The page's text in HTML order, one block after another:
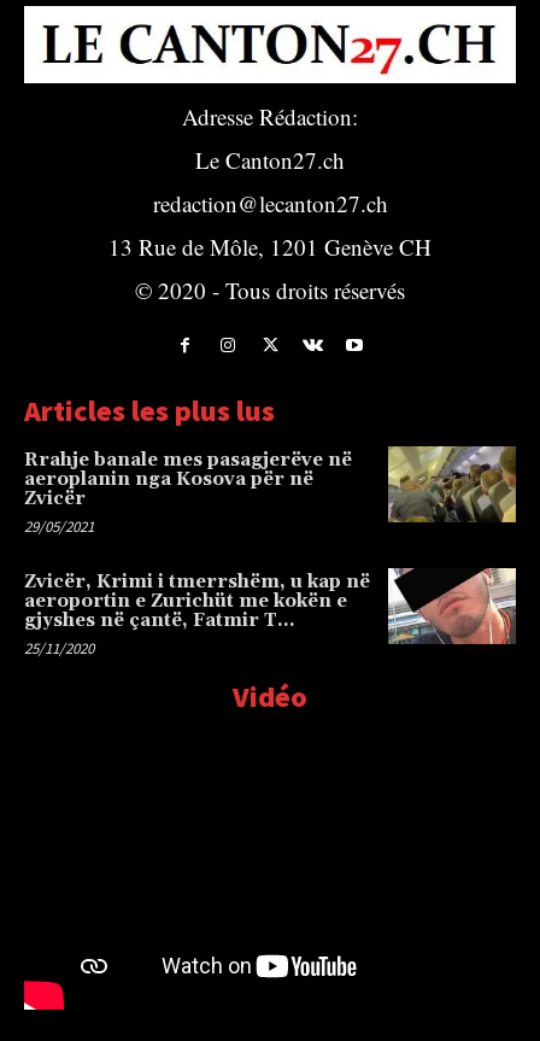
Adresse Rédaction:
Le Canton27.ch
redaction@lecanton27.ch
13 Rue de Môle, 1201 Genève CH
© 2020 - Tous droits réservés
Articles les plus lus
Rrahje banale mes pasagjerëve në
aeroplanin nga Kosova për në
Zvicër
29/05/2021
Zvicër, Krimi i tmerrshëm, u kap në
aeroportin e Zurichüt me kokën e
gjyshes në çantë, Fatmir T…
25/11/2020
Vidéo